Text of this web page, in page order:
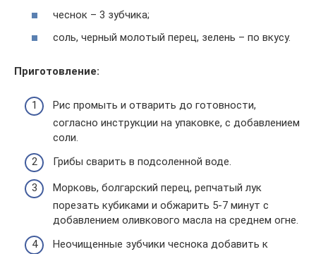
чеснок – 3 зубчика;
соль, черный молотый перец, зелень – по вкусу.
Приготовление:
Рис промыть и отварить до готовности,
согласно инструкции на упаковке, с добавлением
соли.
Грибы сварить в подсоленной воде.
Морковь, болгарский перец, репчатый лук
порезать кубиками и обжарить 5-7 минут с
добавлением оливкового масла на среднем огне.
Неочищенные зубчики чеснока добавить к